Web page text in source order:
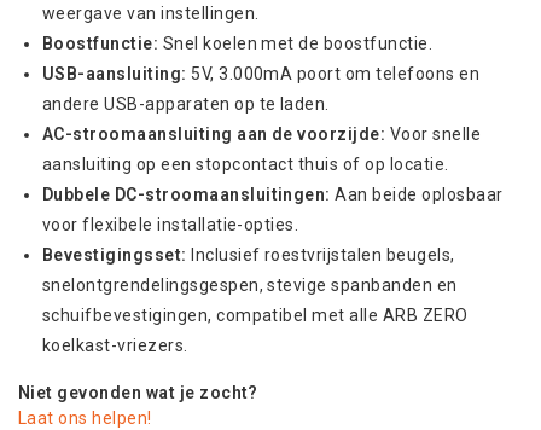
weergave van instellingen.
Boostfunctie: Snel koelen met de boostfunctie.
USB-aansluiting: 5V, 3.000mA poort om telefoons en
andere USB-apparaten op te laden.
AC-stroomaansluiting aan de voorzijde: Voor snelle
aansluiting op een stopcontact thuis of op locatie.
Dubbele DC-stroomaansluitingen: Aan beide oplosbaar
voor flexibele installatie-opties.
Bevestigingsset: Inclusief roestvrijstalen beugels,
snelontgrendelingsgespen, stevige spanbanden en
schuifbevestigingen, compatibel met alle ARB ZERO
koelkast-vriezers.
Niet gevonden wat je zocht?
Laat ons helpen!